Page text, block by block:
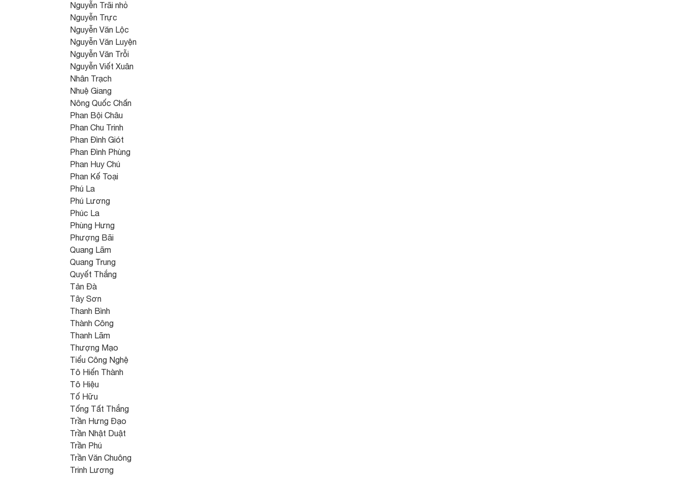
Nguyễn Trãi nhỏ
Nguyễn Trực
Nguyễn Văn Lộc
Nguyễn Văn Luyện
Nguyễn Văn Trỗi
Nguyễn Viết Xuân
Nhân Trạch
Nhuệ Giang
Nông Quốc Chấn
Phan Bội Châu
Phan Chu Trinh
Phan Đình Giót
Phan Đình Phùng
Phan Huy Chú
Phan Kế Toại
Phú La
Phú Lương
Phúc La
Phùng Hưng
Phượng Bãi
Quang Lãm
Quang Trung
Quyết Thắng
Tản Đà
Tây Sơn
Thanh Bình
Thành Công
Thanh Lãm
Thượng Mạo
Tiểu Công Nghệ
Tô Hiến Thành
Tô Hiệu
Tố Hữu
Tống Tất Thắng
Trần Hưng Đạo
Trần Nhật Duật
Trần Phú
Trần Văn Chuông
Trinh Lương